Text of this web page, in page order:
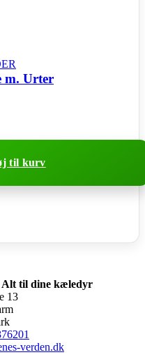
m. Urter
til kurv
Alt til dine kæledyr
13
verden.dk